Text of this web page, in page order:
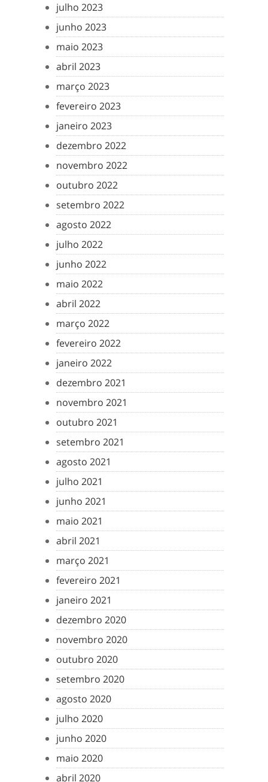
julho 2023
junho 2023
maio 2023
abril 2023
março 2023
fevereiro 2023
janeiro 2023
dezembro 2022
novembro 2022
outubro 2022
setembro 2022
agosto 2022
julho 2022
junho 2022
maio 2022
abril 2022
março 2022
fevereiro 2022
janeiro 2022
dezembro 2021
novembro 2021
outubro 2021
setembro 2021
agosto 2021
julho 2021
junho 2021
maio 2021
abril 2021
março 2021
fevereiro 2021
janeiro 2021
dezembro 2020
novembro 2020
outubro 2020
setembro 2020
agosto 2020
julho 2020
junho 2020
maio 2020
abril 2020